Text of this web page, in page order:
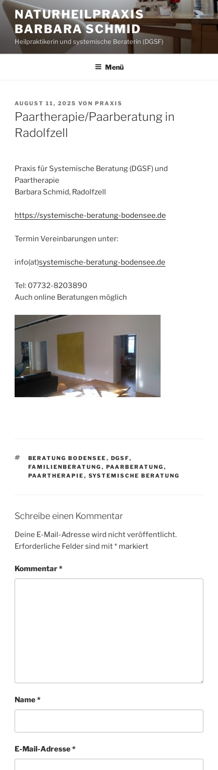
Zum
Inhalt
springen
NATURHEILPRAXIS
BARBARA SCHMID
Heilpraktikerin und systemische Beraterin (DGSF)
Menü
VERÖFFENTLICHT
AM
AUGUST 11, 2025 VON PRAXIS
Paartherapie/Paarberatung in
Radolfzell
Praxis für Systemische Beratung (DGSF) und
Paartherapie
Barbara Schmid, Radolfzell
https://systemische-beratung-bodensee.de
Termin Vereinbarungen unter:
info(at)systemische-beratung-bodensee.de
Tel: 07732-8203890
Auch online Beratungen möglich
SCHLAGWÖRTER
BERATUNG BODENSEE , DGSF,
FAMILIENBERATUNG , PAARBERATUNG ,
PAARTHERAPIE , SYSTEMISCHE BERATUNG
Schreibe einen Kommentar
Deine E-Mail-Adresse wird nicht veröffentlicht.
Erforderliche Felder sind mit* markiert
Kommentar*
Name*
E-Mail-Adresse*